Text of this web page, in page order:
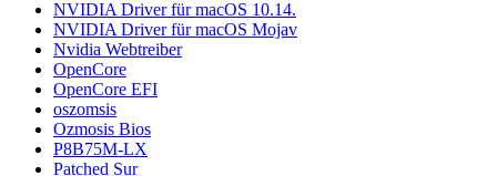
NVIDIA Driver für macOS 10.14.
NVIDIA Driver für macOS Mojav
Nvidia Webtreiber
OpenCore
OpenCore EFI
oszomsis
Ozmosis Bios
P8B75M-LX
Patched Sur